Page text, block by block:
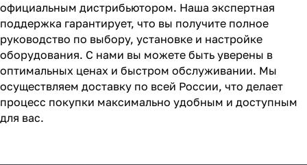
официальным дистрибьютором. Наша экспертная
поддержка гарантирует, что вы получите полное
руководство по выбору, установке и настройке
оборудования. С нами вы можете быть уверены в
оптимальных ценах и быстром обслуживании. Мы
осуществляем доставку по всей России, что делает
процесс покупки максимально удобным и доступным
для вас.